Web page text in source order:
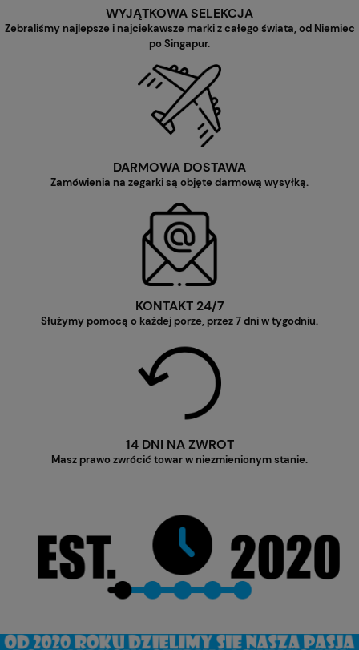
WYJĄTKOWA SELEKCJA
Zebraliśmy najlepsze i najciekawsze marki z całego świata, od Niemiec
po Singapur.
DARMOWA DOSTAWA
Zamówienia na zegarki są objęte darmową wysyłką.
KONTAKT 24/7
Służymy pomocą o każdej porze, przez 7 dni w tygodniu.
14 DNI NA ZWROT
Masz prawo zwrócić towar w niezmienionym stanie.